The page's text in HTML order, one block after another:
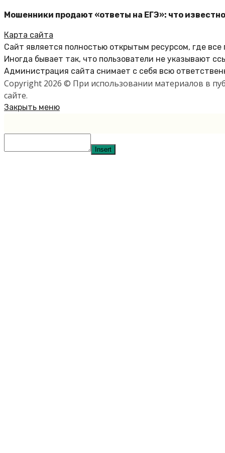
Мошенники продают «ответы на ЕГЭ»: что известно
Карта сайта
Сайт является полностью открытым ресурсом, где
Иногда бывает так, что пользователи не указывают
Администрация сайта снимает с себя всю
Copyright 2026 © При использовании материалов в
сайте.
Закрыть меню
Insert